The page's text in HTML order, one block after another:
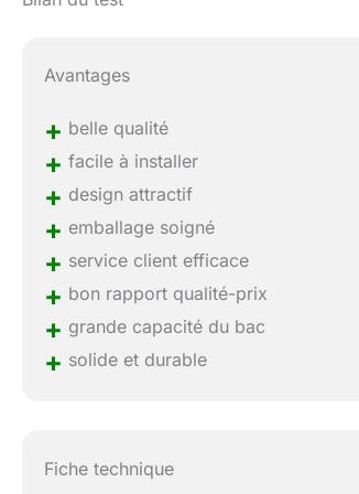
Avantages
+ belle qualité
+ facile à installer
+ design attractif
+ emballage soigné
+ service client efficace
+ bon rapport qualité-prix
+ grande capacité du bac
+ solide et durable
Fiche technique